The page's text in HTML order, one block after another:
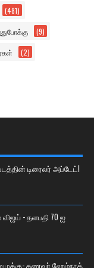
(481)
(9)
(2)
டிரைலர் அப்டேட்!
விஜய் - தளபதி 70 ஐ
வழக்கு- கணவர் ஹேம்நாத்